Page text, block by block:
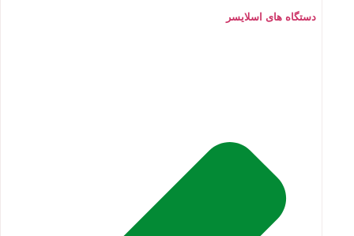
دستگاه های اسلایسر